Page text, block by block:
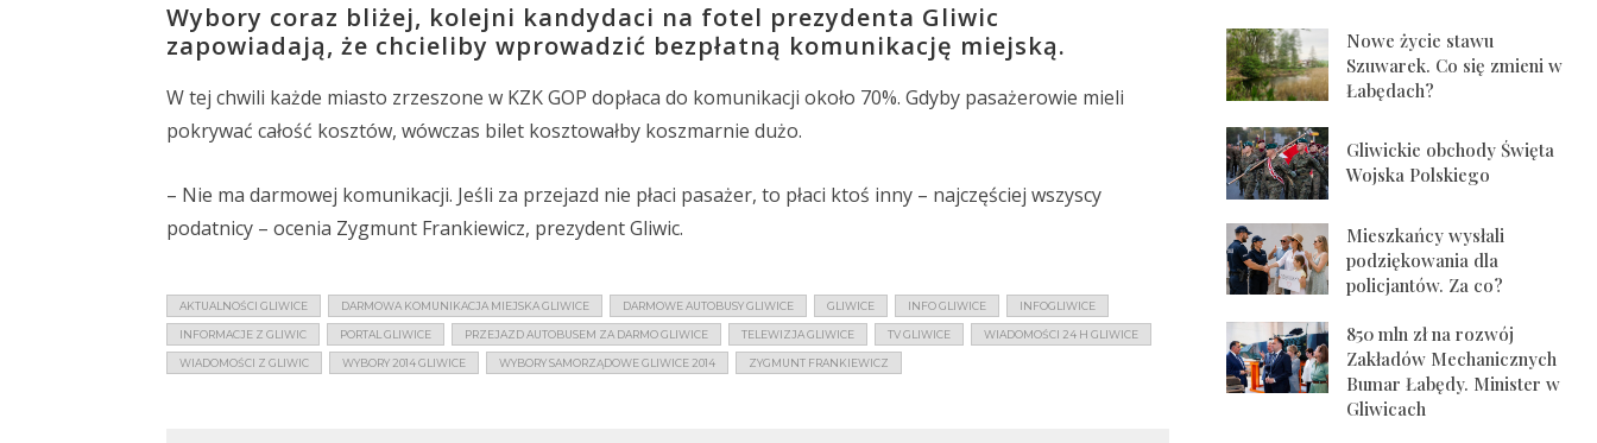
Wybory coraz bliżej, kolejni kandydaci na fotel prezydenta Gliwic
zapowiadają, że chcieliby wprowadzić bezpłatną komunikację miejską.
W tej chwili każde miasto zrzeszone w KZK GOP dopłaca do komunikacji około 70%. Gdyby pasażerowie mieli
pokrywać całość kosztów, wówczas bilet kosztowałby koszmarnie dużo.
– Nie ma darmowej komunikacji. Jeśli za przejazd nie płaci pasażer, to płaci ktoś inny – najczęściej wszyscy
podatnicy – ocenia Zygmunt Frankiewicz, prezydent Gliwic.
AKTUALNOŚCI GLIWICE DARMOWA KOMUNIKACJA MIEJSKA GLIWICE DARMOWE AUTOBUSY GLIWICE GLIWICE INFO GLIWICE INFOGLIWICE
INFORMACJE Z GLIWIC PORTAL GLIWICE PRZEJAZD AUTOBUSEM ZA DARMO GLIWICE TELEWIZJA GLIWICE TV GLIWICE WIADOMOŚCI 24 H GLIWICE
WIADOMOŚCI Z GLIWIC WYBORY 2014 GLIWICE WYBORY SAMORZĄDOWE GLIWICE 2014 ZYGMUNT FRANKIEWICZ
Nowe życie stawu
Szuwarek. Co się zmieni w
Łabędach?
Gliwickie obchody Święta
Wojska Polskiego
Mieszkańcy wysłali
podziękowania dla
policjantów. Za co?
850 mln zł na rozwój
Zakładów Mechanicznych
Bumar Łabędy. Minister w
Gliwicach